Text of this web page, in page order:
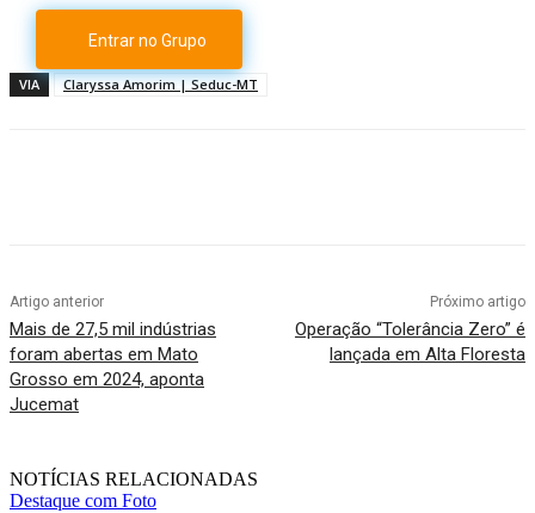
Entrar no Grupo
VIA Claryssa Amorim | Seduc-MT
Artigo anterior
Mais de 27,5 mil indústrias
foram abertas em Mato
Grosso em 2024, aponta
Jucemat
Próximo artigo
Operação “Tolerância Zero” é
lançada em Alta Floresta
NOTÍCIAS RELACIONADAS
Destaque com Foto